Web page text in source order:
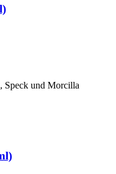
Speck und Morcilla